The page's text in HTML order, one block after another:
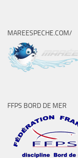
MAREESPECHE.COM/
FFPS BORD DE MER